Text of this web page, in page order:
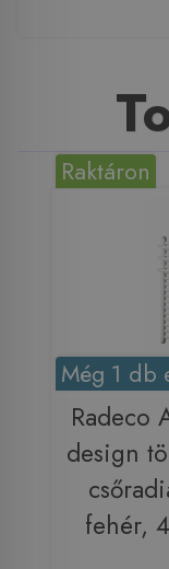
Raktáron
Még 1 db
Radeco
design
fehér,